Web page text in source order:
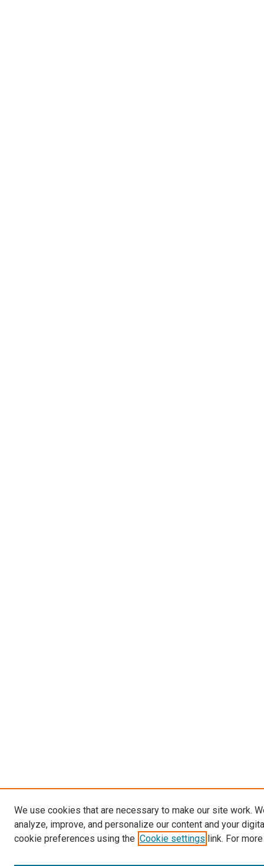
We use cookies that are necessary to make our site work.
analyze, improve, and personalize our content and your
cookie preferences using the Cookie settings link. For